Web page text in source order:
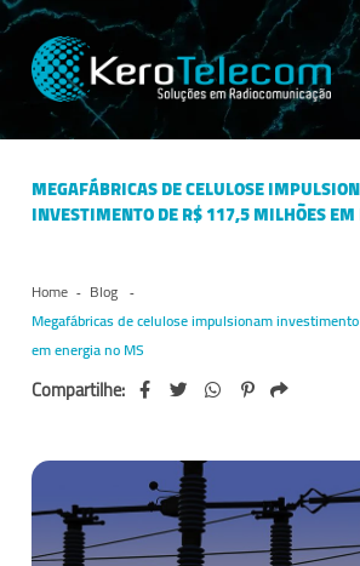
MEGAFÁBRICAS DE CELULOSE
INVESTIMENTO DE R$ 117,5 MILHÕES
Home
Blog
Megafábricas de celulose impulsionam
em energia no MS
Compartilhe: